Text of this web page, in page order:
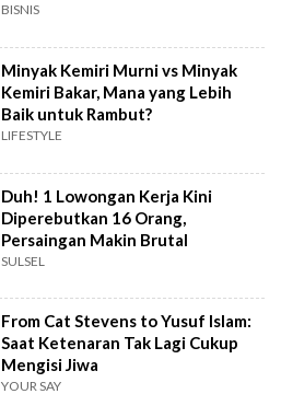
BISNIS
Minyak Kemiri Murni vs Minyak
Kemiri Bakar, Mana yang Lebih
Baik untuk Rambut?
LIFESTYLE
Duh! 1 Lowongan Kerja Kini
Diperebutkan 16 Orang,
Persaingan Makin Brutal
SULSEL
From Cat Stevens to Yusuf Islam:
Saat Ketenaran Tak Lagi Cukup
Mengisi Jiwa
YOUR SAY